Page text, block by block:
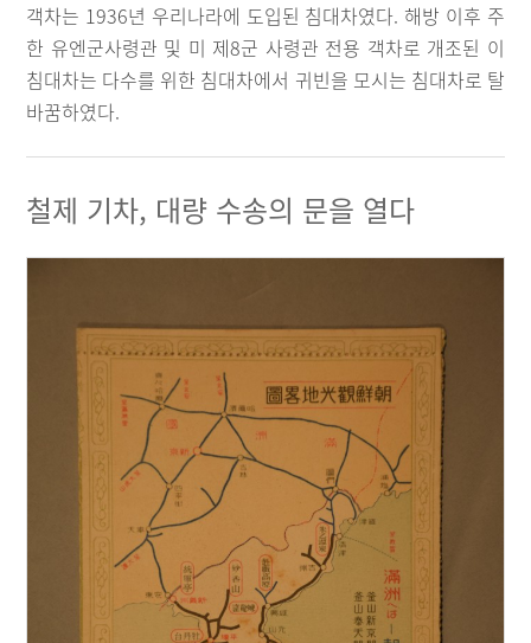
객차는 1936년 우리나라에 도입된 침대차였다. 해방 이후 주
한 유엔군사령관 및 미 제8군 사령관 전용 객차로 개조된 이
침대차는 다수를 위한 침대차에서 귀빈을 모시는 침대차로 탈
바꿈하였다.
철제 기차, 대량 수송의 문을 열다